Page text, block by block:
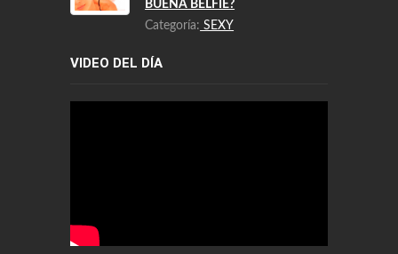
BUENA BELFIE?
Categoría:SEXY
VIDEO DEL DÍA